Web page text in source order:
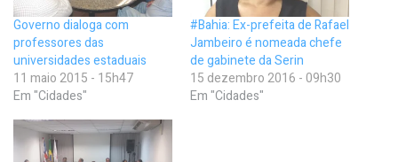
Governo dialoga com
professores das
universidades estaduais
11 maio 2015 - 15h47
Em "Cidades"
#Bahia: Ex-prefeita de Rafael
Jambeiro é nomeada chefe
de gabinete da Serin
15 dezembro 2016 - 09h30
Em "Cidades"